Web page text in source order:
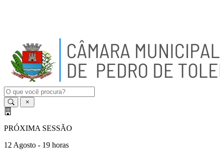
PRÓXIMA SESSÃO
12 Agosto - 19 horas